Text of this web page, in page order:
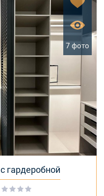
гардеробной
7 фото